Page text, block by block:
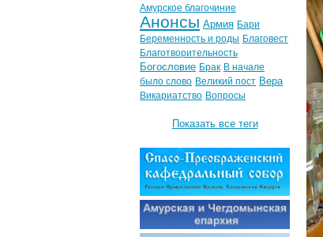
Амурское благочиние
Анонсы Армия Бари
Беременность и роды Благовест
Благотворительность
Богословие Брак В начале
было слово Великий пост Вера
Викариатство Вопросы
Показать все теги